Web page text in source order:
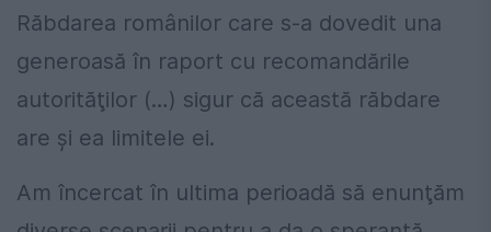
Răbdarea românilor care s-a dovedit una
generoasă în raport cu recomandările
autorităţilor (…) sigur că această răbdare
are şi ea limitele ei.
Am încercat în ultima perioadă să enunţăm